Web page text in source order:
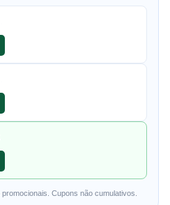
Cupons não cumulativos.